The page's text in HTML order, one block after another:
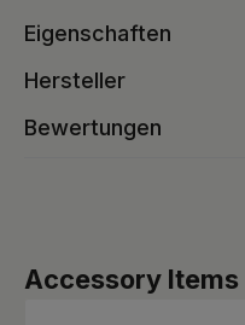
Eigenschaften
Hersteller
Bewertungen
Produktgalerie überspringen
Accessory Items